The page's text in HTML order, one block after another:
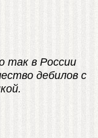
так в России
дебилов с